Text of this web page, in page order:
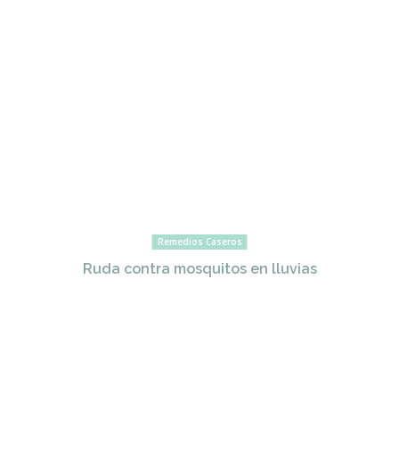
Remedios Caseros
Ruda contra mosquitos en lluvias